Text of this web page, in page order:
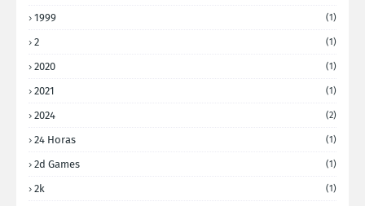
1999 (1)
2 (1)
2020 (1)
2021 (1)
2024 (2)
24 Horas (1)
2d Games (1)
2k (1)